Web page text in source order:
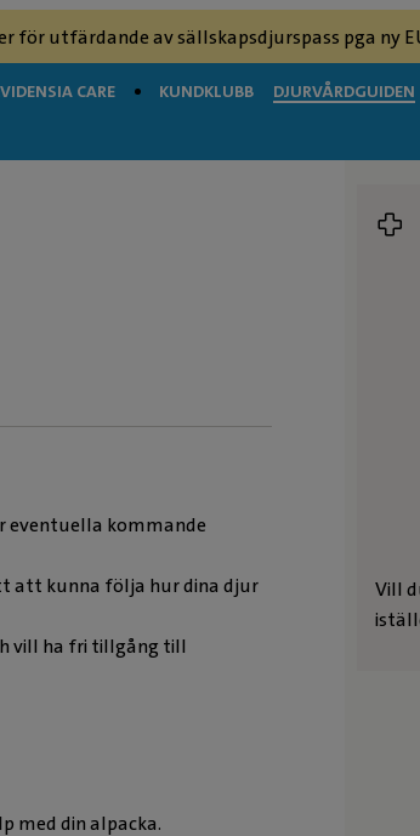
för utfärdande av sällskapsdjurspass pga ny
CARE KUNDKLUBB DJURVÅRDGUIDEN
eventuella kommande
att kunna följa hur dina djur
vill ha fri tillgång till
med din alpacka.
Vill